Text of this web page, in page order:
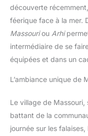
découverte
féerique face à la mer.
Massouriou Arhi
intermédiaire de se
équipées et dans un
L’ambiance unique de
Le village de
battant de la
journée sur les